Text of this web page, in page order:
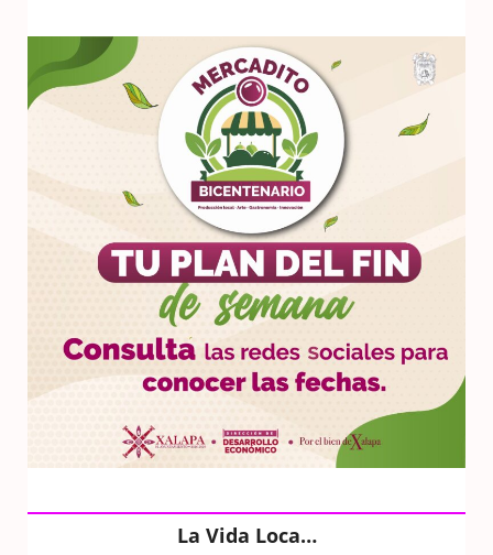
La Vida Loca…